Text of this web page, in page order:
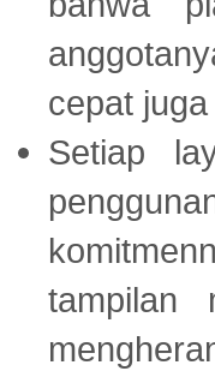
cepat
Setiap
tampilan